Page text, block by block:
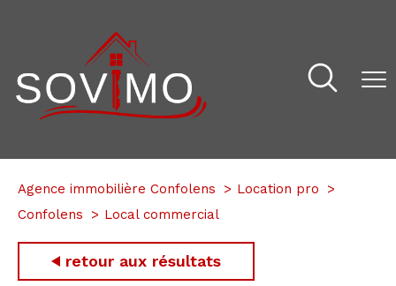
Agence immobilière Confolens
Location pro
Confolens
Local commercial
retour aux résultats